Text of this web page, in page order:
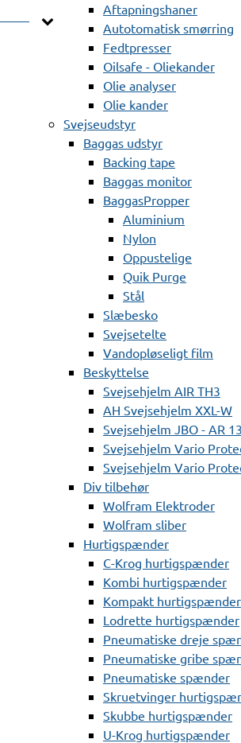
Aftapningshaner
Autotomatisk smørring
Fedtpresser
Oilsafe - Oliekander
Olie analyser
Olie kander
Svejseudstyr
Baggas udstyr
Backing tape
Baggas monitor
BaggasPropper
Aluminium
Nylon
Oppustelige
Quik Purge
Stål
Slæbesko
Svejsetelte
Vandopløseligt film
Beskyttelse
Svejsehjelm AIR TH3
AH Svejsehjelm XXL-W
Svejsehjelm JBO - AR
Svejsehjelm Vario
Svejsehjelm Vario
Div tilbehør
Wolfram Elektroder
Wolfram sliber
Hurtigspænder
C-Krog hurtigspænder
Kombi hurtigspænder
Kompakt hurtigspænder
Lodrette hurtigspænder
Pneumatiske dreje
Pneumatiske gribe
Pneumatiske spænder
Skruetvinger
Skubbe hurtigspænder
U-Krog hurtigspænder